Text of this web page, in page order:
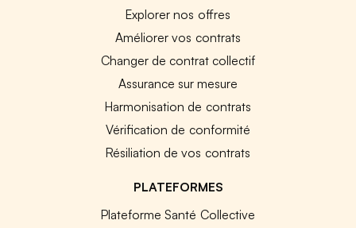
Explorer nos offres
Améliorer vos contrats
Changer de contrat collectif
Assurance sur mesure
Harmonisation de contrats
Vérification de conformité
Résiliation de vos contrats
PLATEFORMES
Plateforme Santé Collective